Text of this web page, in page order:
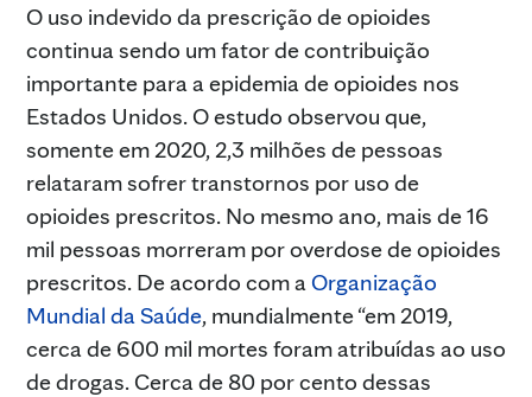
O uso indevido da prescrição de opioides
continua sendo um fator de contribuição
importante para a epidemia de opioides nos
Estados Unidos. O estudo observou que,
somente em 2020, 2,3 milhões de pessoas
relataram sofrer transtornos por uso de
opioides prescritos. No mesmo ano, mais de 16
mil pessoas morreram por overdose de opioides
prescritos. De acordo com aOrganização
Mundial da Saúde, mundialmente “em 2019,
cerca de 600 mil mortes foram atribuídas ao uso
de drogas. Cerca de 80 por cento dessas